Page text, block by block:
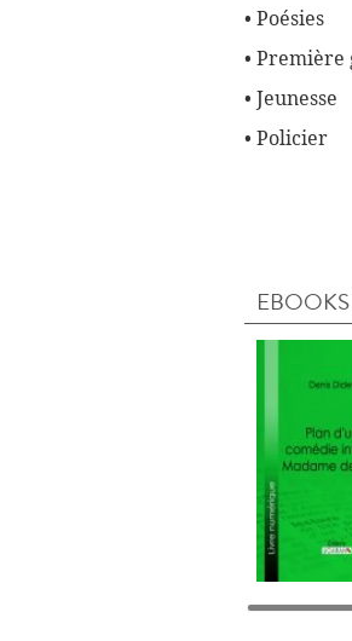
• Poésies
•
• Jeunesse
• Policier